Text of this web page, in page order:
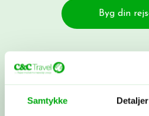
Samtykke Detaljer
Byg din
Ring til os
hereller book
helt